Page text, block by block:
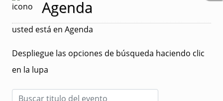
Agenda
usted está en Agenda
Despliegue las opciones de búsqueda haciendo clic
en la lupa